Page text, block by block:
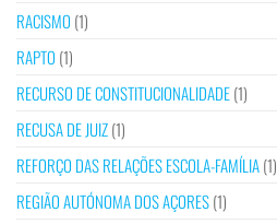
RACISMO (1)
RAPTO (1)
RECURSO DE CONSTITUCIONALIDADE(1)
RECUSA DE JUIZ(1)
REFORÇO DAS RELAÇÕES ESCOLA-FAMÍLIA(1)
REGIÃO AUTÓNOMA DOS AÇORES(1)